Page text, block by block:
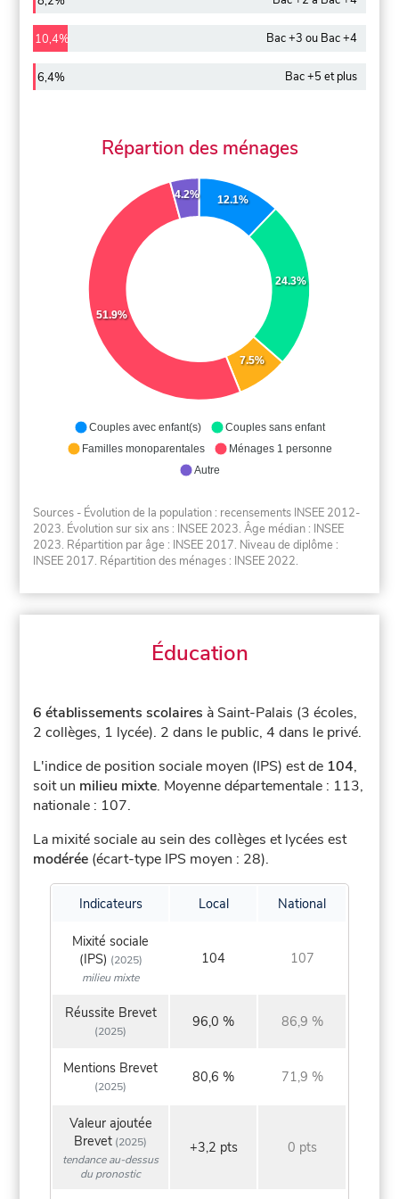
10,4% Bac +3 ou Bac +4
6,4% Bac +5 et plus
Répartion des ménages
12.1%
24.3%
7.5%
51.9%
4.2%
Couples avec enfant(s)
Couples sans enfant
Familles monoparentales
Ménages 1 personne
Autre
Sources - Évolution de la population : recensements INSEE 2012-
2023. Évolution sur six ans : INSEE 2023. Âge médian : INSEE
2023. Répartition par âge : INSEE 2017. Niveau de diplôme :
INSEE 2017. Répartition des ménages : INSEE 2022.
Éducation
6 établissements scolaires à Saint-Palais (3 écoles,
2 collèges, 1 lycée). 2 dans le public, 4 dans le privé.
L'indice de position sociale moyen (IPS) est de 104,
soit un milieu mixte. Moyenne départementale : 113,
nationale : 107.
La mixité sociale au sein des collèges et lycées est
modérée (écart-type IPS moyen : 28).
Indicateurs Local National
Mixité sociale
(IPS) (2025)
milieu mixte
104 107
Réussite Brevet
(2025)
96,0 % 86,9 %
Mentions Brevet
(2025)
80,6 % 71,9 %
Valeur ajoutée
Brevet (2025)
tendance au-dessus
du pronostic
+3,2 pts 0 pts